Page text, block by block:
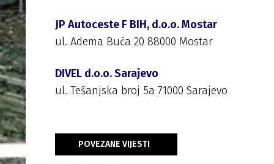
JP Autoceste F BIH, d.o.o. Mostar
ul. Adema Buća 20 88000 Mostar
DIVEL d.o.o. Sarajevo
ul. Tešanjska broj 5a 71000 Sarajevo
POVEZANE VIJESTI